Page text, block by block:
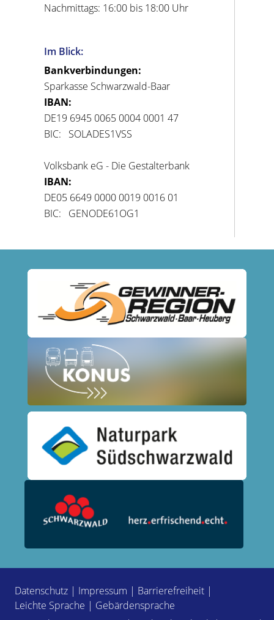
Nachmittags: 16:00 bis 18:00 Uhr
Im Blick:
Bankverbindungen:
Sparkasse Schwarzwald-Baar
IBAN:
DE19 6945 0065 0004 0001 47
BIC: SOLADES1VSS
Volksbank eG - Die Gestalterbank
IBAN:
DE05 6649 0000 0019 0016 01
BIC: GENODE61OG1
Datenschutz | Impressum | Barrierefreiheit |
Leichte Sprache | Gebärdensprache